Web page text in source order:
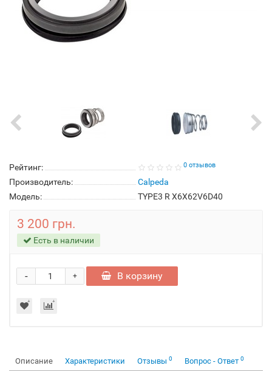
Рейтинг: 0 отзывов
Производитель:
Calpeda
Модель:
TYPE3 R X6X62V6D40
3 200 грн.
Есть в наличии
+
- В корзину
Описание Характеристики Отзывы 0 Вопрос - Ответ 0